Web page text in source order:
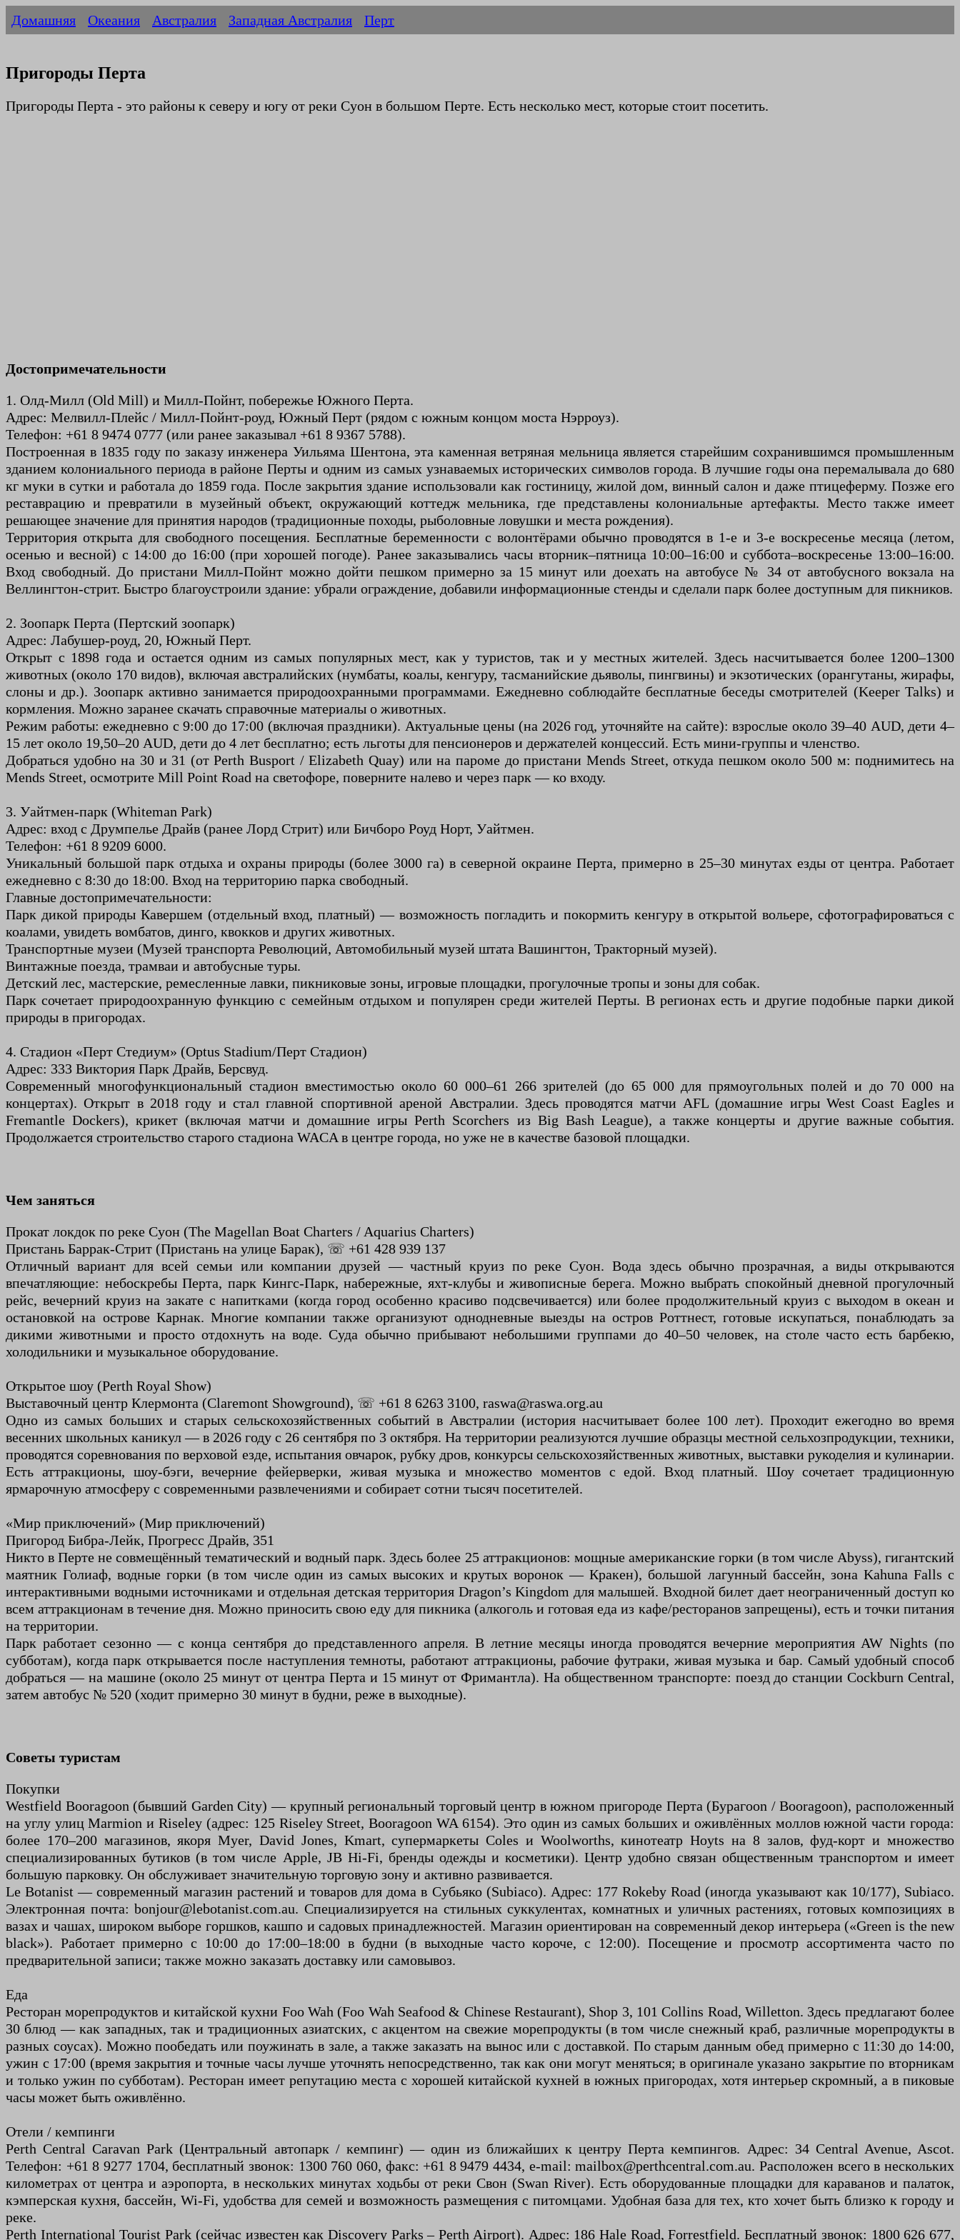
Домашняя Океания Австралия Западная Австралия Перт
Пригороды Перта
Пригороды Перта - это районы к северу и югу от реки Суон в большом Перте. Есть несколько мест, которые стоит посетить.
Достопримечательности
1. Олд-Милл (Old Mill) и Милл-Пойнт, побережье Южного Перта.
Адрес: Мелвилл-Плейс / Милл-Пойнт-роуд, Южный Перт (рядом с южным концом моста Нэрроуз).
Телефон: +61 8 9474 0777 (или ранее заказывал +61 8 9367 5788).
Построенная в 1835 году по заказу инженера Уильяма Шентона, эта каменная ветряная мельница является старейшим сохранившимся промышленным
зданием колониального периода в районе Перты и одним из самых узнаваемых исторических символов города. В лучшие годы она перемалывала до 680
кг муки в сутки и работала до 1859 года. После закрытия здание использовали как гостиницу, жилой дом, винный салон и даже птицеферму. Позже его
реставрацию и превратили в музейный объект, окружающий коттедж мельника, где представлены колониальные артефакты. Место также имеет
решающее значение для принятия народов (традиционные походы, рыболовные ловушки и места рождения).
Территория открыта для свободного посещения. Бесплатные беременности с волонтёрами обычно проводятся в 1-е и 3-е воскресенье месяца (летом,
осенью и весной) с 14:00 до 16:00 (при хорошей погоде). Ранее заказывались часы вторник–пятница 10:00–16:00 и суббота–воскресенье 13:00–16:00.
Вход свободный. До пристани Милл-Пойнт можно дойти пешком примерно за 15 минут или доехать на автобусе № 34 от автобусного вокзала на
Веллингтон-стрит. Быстро благоустроили здание: убрали ограждение, добавили информационные стенды и сделали парк более доступным для пикников.
2. Зоопарк Перта (Пертский зоопарк)
Адрес: Лабушер-роуд, 20, Южный Перт.
Открыт с 1898 года и остается одним из самых популярных мест, как у туристов, так и у местных жителей. Здесь насчитывается более 1200–1300
животных (около 170 видов), включая австралийских (нумбаты, коалы, кенгуру, тасманийские дьяволы, пингвины) и экзотических (орангутаны, жирафы,
слоны и др.). Зоопарк активно занимается природоохранными программами. Ежедневно соблюдайте бесплатные беседы смотрителей (Keeper Talks) и
кормления. Можно заранее скачать справочные материалы о животных.
Режим работы: ежедневно с 9:00 до 17:00 (включая праздники). Актуальные цены (на 2026 год, уточняйте на сайте): взрослые около 39–40 AUD, дети 4–
15 лет около 19,50–20 AUD, дети до 4 лет бесплатно; есть льготы для пенсионеров и держателей концессий. Есть мини-группы и членство.
Добраться удобно на 30 и 31 (от Perth Busport / Elizabeth Quay) или на пароме до пристани Mends Street, откуда пешком около 500 м: поднимитесь на
Mends Street, осмотрите Mill Point Road на светофоре, поверните налево и через парк — ко входу.
3. Уайтмен-парк (Whiteman Park)
Адрес: вход с Друмпелье Драйв (ранее Лорд Стрит) или Бичборо Роуд Норт, Уайтмен.
Телефон: +61 8 9209 6000.
Уникальный большой парк отдыха и охраны природы (более 3000 га) в северной окраине Перта, примерно в 25–30 минутах езды от центра. Работает
ежедневно с 8:30 до 18:00. Вход на территорию парка свободный.
Главные достопримечательности:
Парк дикой природы Кавершем (отдельный вход, платный) — возможность погладить и покормить кенгуру в открытой вольере, сфотографироваться с
коалами, увидеть вомбатов, динго, квокков и других животных.
Транспортные музеи (Музей транспорта Революций, Автомобильный музей штата Вашингтон, Тракторный музей).
Винтажные поезда, трамваи и автобусные туры.
Детский лес, мастерские, ремесленные лавки, пикниковые зоны, игровые площадки, прогулочные тропы и зоны для собак.
Парк сочетает природоохранную функцию с семейным отдыхом и популярен среди жителей Перты. В регионах есть и другие подобные парки дикой
природы в пригородах.
4. Стадион «Перт Стедиум» (Optus Stadium/Перт Стадион)
Адрес: 333 Виктория Парк Драйв, Берсвуд.
Современный многофункциональный стадион вместимостью около 60 000–61 266 зрителей (до 65 000 для прямоугольных полей и до 70 000 на
концертах). Открыт в 2018 году и стал главной спортивной ареной Австралии. Здесь проводятся матчи AFL (домашние игры West Coast Eagles и
Fremantle Dockers), крикет (включая матчи и домашние игры Perth Scorchers из Big Bash League), а также концерты и другие важные события.
Продолжается строительство старого стадиона WACA в центре города, но уже не в качестве базовой площадки.
Чем заняться
Прокат локдок по реке Суон (The Magellan Boat Charters / Aquarius Charters)
Пристань Баррак-Стрит (Пристань на улице Барак), ☏ +61 428 939 137
Отличный вариант для всей семьи или компании друзей — частный круиз по реке Суон. Вода здесь обычно прозрачная, а виды открываются
впечатляющие: небоскребы Перта, парк Кингс-Парк, набережные, яхт-клубы и живописные берега. Можно выбрать спокойный дневной прогулочный
рейс, вечерний круиз на закате с напитками (когда город особенно красиво подсвечивается) или более продолжительный круиз с выходом в океан и
остановкой на острове Карнак. Многие компании также организуют однодневные выезды на остров Роттнест, готовые искупаться, понаблюдать за
дикими животными и просто отдохнуть на воде. Суда обычно прибывают небольшими группами до 40–50 человек, на столе часто есть барбекю,
холодильники и музыкальное оборудование.
Открытое шоу (Perth Royal Show)
Выставочный центр Клермонта (Claremont Showground), ☏ +61 8 6263 3100, raswa@raswa.org.au
Одно из самых больших и старых сельскохозяйственных событий в Австралии (история насчитывает более 100 лет). Проходит ежегодно во время
весенних школьных каникул — в 2026 году с 26 сентября по 3 октября. На территории реализуются лучшие образцы местной сельхозпродукции, техники,
проводятся соревнования по верховой езде, испытания овчарок, рубку дров, конкурсы сельскохозяйственных животных, выставки рукоделия и кулинарии.
Есть аттракционы, шоу-бэги, вечерние фейерверки, живая музыка и множество моментов с едой. Вход платный. Шоу сочетает традиционную
ярмарочную атмосферу с современными развлечениями и собирает сотни тысяч посетителей.
«Мир приключений» (Мир приключений)
Пригород Бибра-Лейк, Прогресс Драйв, 351
Никто в Перте не совмещённый тематический и водный парк. Здесь более 25 аттракционов: мощные американские горки (в том числе Abyss), гигантский
маятник Голиаф, водные горки (в том числе один из самых высоких и крутых воронок — Кракен), большой лагунный бассейн, зона Kahuna Falls с
интерактивными водными источниками и отдельная детская территория Dragon’s Kingdom для малышей. Входной билет дает неограниченный доступ ко
всем аттракционам в течение дня. Можно приносить свою еду для пикника (алкоголь и готовая еда из кафе/ресторанов запрещены), есть и точки питания
на территории.
Парк работает сезонно — с конца сентября до представленного апреля. В летние месяцы иногда проводятся вечерние мероприятия AW Nights (по
субботам), когда парк открывается после наступления темноты, работают аттракционы, рабочие футраки, живая музыка и бар. Самый удобный способ
добраться — на машине (около 25 минут от центра Перта и 15 минут от Фримантла). На общественном транспорте: поезд до станции Cockburn Central,
затем автобус № 520 (ходит примерно 30 минут в будни, реже в выходные).
Советы туристам
Покупки
Westfield Booragoon (бывший Garden City) — крупный региональный торговый центр в южном пригороде Перта (Бурагoon / Booragoon), расположенный
на углу улиц Marmion и Riseley (адрес: 125 Riseley Street, Booragoon WA 6154). Это один из самых больших и оживлённых моллов южной части города:
более 170–200 магазинов, якоря Myer, David Jones, Kmart, супермаркеты Coles и Woolworths, кинотеатр Hoyts на 8 залов, фуд-корт и множество
специализированных бутиков (в том числе Apple, JB Hi-Fi, бренды одежды и косметики). Центр удобно связан общественным транспортом и имеет
большую парковку. Он обслуживает значительную торговую зону и активно развивается.
Le Botanist — современный магазин растений и товаров для дома в Субьяко (Subiaco). Адрес: 177 Rokeby Road (иногда указывают как 10/177), Subiaco.
Электронная почта: bonjour@lebotanist.com.au. Специализируется на стильных суккулентах, комнатных и уличных растениях, готовых композициях в
вазах и чашах, широком выборе горшков, кашпо и садовых принадлежностей. Магазин ориентирован на современный декор интерьера («Green is the new
black»). Работает примерно с 10:00 до 17:00–18:00 в будни (в выходные часто короче, с 12:00). Посещение и просмотр ассортимента часто по
предварительной записи; также можно заказать доставку или самовывоз.
Еда
Ресторан морепродуктов и китайской кухни Foo Wah (Foo Wah Seafood & Chinese Restaurant), Shop 3, 101 Collins Road, Willetton. Здесь предлагают более
30 блюд — как западных, так и традиционных азиатских, с акцентом на свежие морепродукты (в том числе снежный краб, различные морепродукты в
разных соусах). Можно пообедать или поужинать в зале, а также заказать на вынос или с доставкой. По старым данным обед примерно с 11:30 до 14:00,
ужин с 17:00 (время закрытия и точные часы лучше уточнять непосредственно, так как они могут меняться; в оригинале указано закрытие по вторникам
и только ужин по субботам). Ресторан имеет репутацию места с хорошей китайской кухней в южных пригородах, хотя интерьер скромный, а в пиковые
часы может быть оживлённо.
Отели / кемпинги
Perth Central Caravan Park (Центральный автопарк / кемпинг) — один из ближайших к центру Перта кемпингов. Адрес: 34 Central Avenue, Ascot.
Телефон: +61 8 9277 1704, бесплатный звонок: 1300 760 060, факс: +61 8 9479 4434, e-mail: mailbox@perthcentral.com.au. Расположен всего в нескольких
километрах от центра и аэропорта, в нескольких минутах ходьбы от реки Свон (Swan River). Есть оборудованные площадки для караванов и палаток,
кэмперская кухня, бассейн, Wi-Fi, удобства для семей и возможность размещения с питомцами. Удобная база для тех, кто хочет быть близко к городу и
реке.
Perth International Tourist Park (сейчас известен как Discovery Parks – Perth Airport). Адрес: 186 Hale Road, Forrestfield. Бесплатный звонок: 1800 626 677,